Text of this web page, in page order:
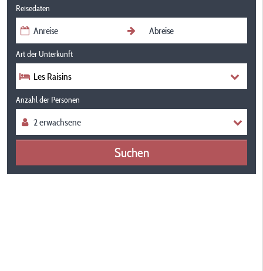
Reisedaten
Art der Unterkunft
Les Raisins
Anzahl der Personen
Suchen